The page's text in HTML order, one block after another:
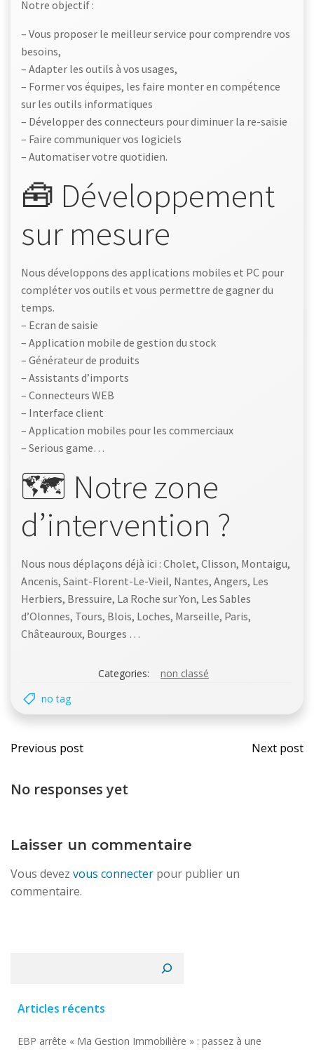
Notre objectif :
– Vous proposer le meilleur service pour comprendre vos
besoins,
– Adapter les outils à vos usages,
– Former vos équipes, les faire monter en compétence
sur les outils informatiques
– Développer des connecteurs pour diminuer la re-saisie
– Faire communiquer vos logiciels
– Automatiser votre quotidien.
🧰 Développement
sur mesure
Nous développons des applications mobiles et PC pour
compléter vos outils et vous permettre de gagner du
temps.
– Ecran de saisie
– Application mobile de gestion du stock
– Générateur de produits
– Assistants d’imports
– Connecteurs WEB
– Interface client
– Application mobiles pour les commerciaux
– Serious game…
🗺️ Notre zone
d’intervention ?
Nous nous déplaçons déjà ici : Cholet, Clisson, Montaigu,
Ancenis, Saint-Florent-Le-Vieil, Nantes, Angers, Les
Herbiers, Bressuire, La Roche sur Yon, Les Sables
d’Olonnes, Tours, Blois, Loches, Marseille, Paris,
Châteauroux, Bourges …
Categories:
non classé
no tag
Post
navigation
Previous post
Post
Next post
No responses yet
Laisser un commentaire
Vous devez vous connecter pour publier un
commentaire.
Articles récents
EBP arrête « Ma Gestion Immobilière » : passez à une